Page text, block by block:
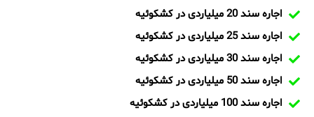
اجاره سند 20 میلیاردی در کشکوئیه
اجاره سند 25 میلیاردی در کشکوئیه
اجاره سند 30 میلیاردی در کشکوئیه
اجاره سند 50 میلیاردی در کشکوئیه
اجاره سند 100 میلیاردی در کشکوئیه